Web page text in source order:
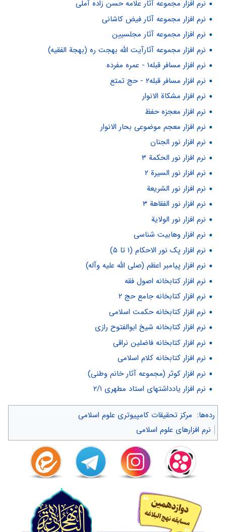
نرم افزار مجموعه آثار علامه حسن زاده آملی
نرم افزار مجموعه آثار فیض کاشانی
نرم افزار مجموعه آثار مجلسیین
نرم افزار مجموعه آثارآیت الله بهجت ره (بهجة الفقیه)
نرم افزار مسافر قبله۱ - عمره مفرده
نرم افزار مسافر قبله۲ - حج تمتع
نرم افزار مشکاة الانوار
نرم افزار معجزه حفظ
نرم افزار معجم موضوعی بحار الانوار
نرم افزار نور الجنان
نرم افزار نور الحکمة ۳
نرم افزار نور السیرة ۲
نرم افزار نور الشریعة
نرم افزار نور الفقاهة ۳
نرم افزار نور الولایة
نرم افزار وهابیت شناسی
نرم افزار پک نور الاحکام (۱ تا ۵)
نرم افزار پیامبر اعظم (صلی الله علیه وآله)
نرم افزار کتابخانه اصول فقه
نرم افزار کتابخانه جامع حج ۲
نرم افزار کتابخانه حکمت اسلامی
نرم افزار کتابخانه شیخ ابوالفتوح رازی
نرم افزار کتابخانه فاضلین نراقی
نرم افزار کتابخانه کلام اسلامی
نرم افزار کوثر (مجموعه آثار خانم وطنی)
نرم افزار یادداشتهای استاد مطهری ۲/۱
رده‌ها: مرکز تحقیقات کامپیوتری علوم اسلامی
نرم افزارهای علوم اسلامی